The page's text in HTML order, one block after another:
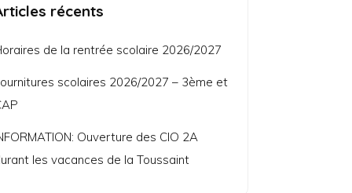
récents
de la rentrée scolaire 2026/2027
scolaires 2026/2027 – 3ème et
Ouverture des CIO 2A
les vacances de la Toussaint